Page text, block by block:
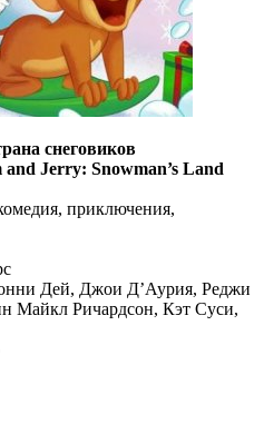
снеговиков
and Jerry: Snowman’s Land
приключения,
Дей, Джои Д’Аурия, Реджи
Майкл Ричардсон, Кэт Суси,